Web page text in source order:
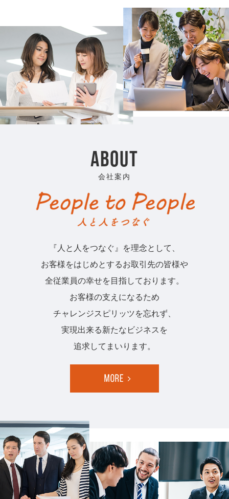
ABOUT
会社案内
『人と人をつなぐ』を理念として、
お客様をはじめとするお取引先の皆様や
全従業員の幸せを目指しております。
お客様の支えになるため
チャレンジスピリッツを忘れず、
実現出来る新たなビジネスを
追求してまいります。